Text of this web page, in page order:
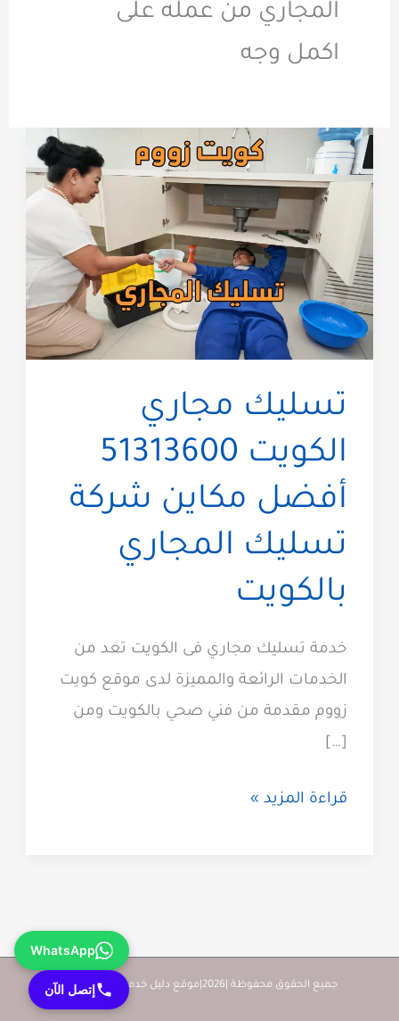
المجاري من عمله على
اكمل وجه
تسليك مجاري
الكويت 51313600
أفضل مكاين شركة
تسليك المجاري
بالكويت
خدمة تسليك مجاري فى الكويت تعد من
الخدمات الرائعة والمميزة لدى موقع كويت
زووم مقدمة من فني صحي بالكويت ومن
[…]
تسليك
مكاين
شركة
قراءة المزيد »
جميع الحقوق محفوظة |2026|موقع دليل خدمات كويت زووم
WhatsApp
إتصل الآن